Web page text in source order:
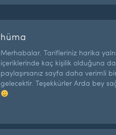
hüma
Merhabalar. Tarifleriniz harika
içeriklerinde kaç kişilik olduğuna
paylaşırsanız sayfa daha verimli
gelecektir. Teşekkürler Arda bey